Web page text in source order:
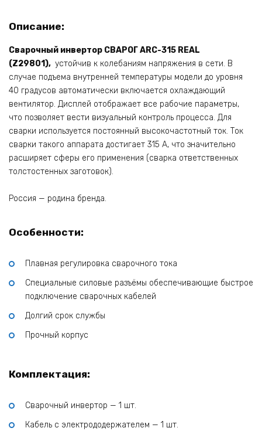
Описание:
Сварочный инвертор СВАРОГ ARC-315 REAL
(Z29801), устойчив к колебаниям напряжения в сети. В
случае подъема внутренней температуры модели до уровня
40 градусов автоматически включается охлаждающий
вентилятор. Дисплей отображает все рабочие параметры,
что позволяет вести визуальный контроль процесса. Для
сварки используется постоянный высокочастотный ток. Ток
сварки такого аппарата достигает 315 А, что значительно
расширяет сферы его применения (сварка ответственных
толстостенных заготовок).
Россия — родина бренда.
Особенности:
Плавная регулировка сварочного тока
Специальные силовые разъёмы обеспечивающие быстрое
подключение сварочных кабелей
Долгий срок службы
Прочный корпус
Комплектация:
Сварочный инвертор — 1 шт.
Кабель с электрододержателем — 1 шт.